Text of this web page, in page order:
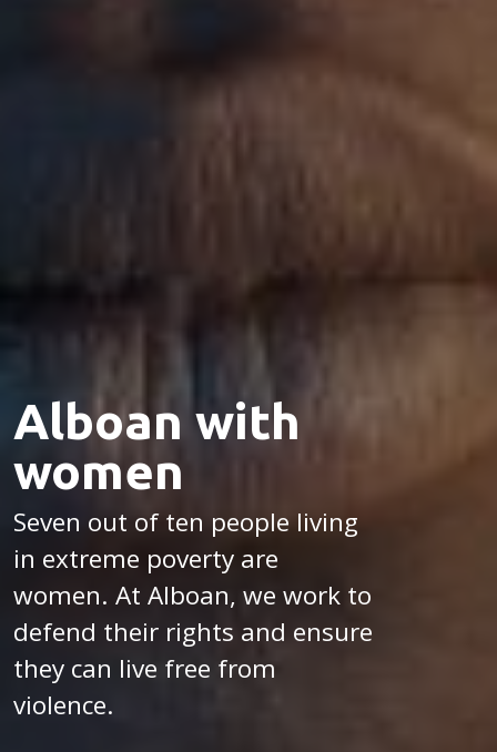
Alboan with
women
Seven out of ten people living
in extreme poverty are
women. At Alboan, we work to
defend their rights and ensure
they can live free from
violence.